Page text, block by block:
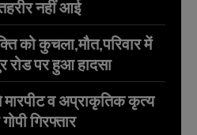
नहीं आई
को कुचला,मौत,परिवार में
रोड पर हुआ हादसा
व अप्राकृतिक कृत्य
गिरफ्तार